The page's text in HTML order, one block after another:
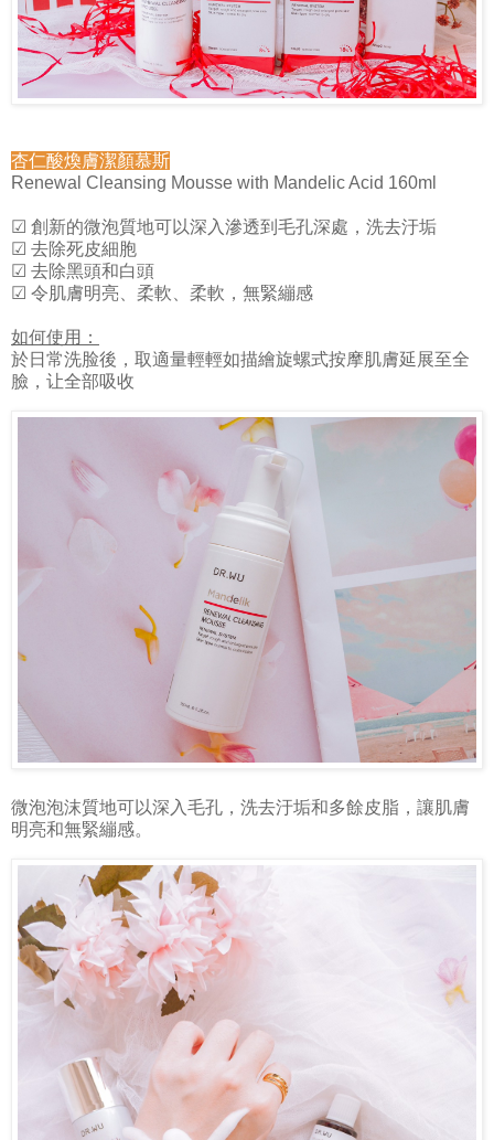
杏仁酸煥膚潔顏慕斯
Renewal Cleansing Mousse with Mandelic Acid 160ml
☑ 創新的微泡質地可以深入滲透到毛孔深處，洗去汙垢
☑ 去除死皮細胞
☑ 去除黑頭和白頭
☑ 令肌膚明亮、柔軟、柔軟，無緊繃感
如何使用：
於日常洗脸後，取適量輕輕如描繪旋螺式按摩肌膚延展至全
臉，让全部吸收
微泡泡沫質地可以深入毛孔，洗去汙垢和多餘皮脂，讓肌膚
明亮和無緊繃感。